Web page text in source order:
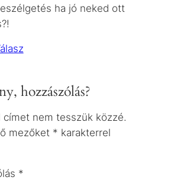
ha jó neked ott
hozzászólás?
címet nem tesszük közzé.
mezőket * karakterrel
*